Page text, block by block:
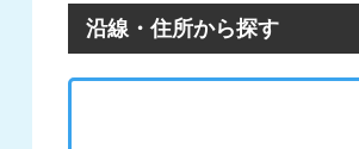
沿線・住所から探す